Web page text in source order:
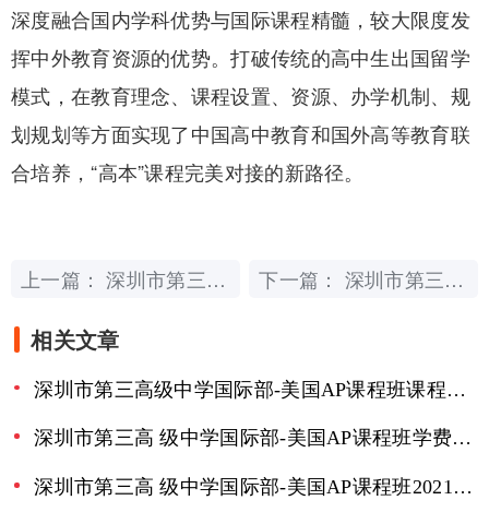
深度融合国内学科优势与国际课程精髓，较大限度发
挥中外教育资源的优势。打破传统的高中生出国留学
模式，在教育理念、课程设置、资源、办学机制、规
划规划等方面实现了中国高中教育和国外高等教育联
合培养，“高本”课程完美对接的新路径。
上一篇：深圳市第三高级中学国际部-美国AP课程班有哪些特色？ 下一篇： 深圳市第三高级中学国际部-美国AP课程班课程设置如何？
相关文章
深圳市第三高级中学国际部-美国AP课程班课程设置如何？
深圳市第三高 级中学国际部-美国AP课程班学费一年多少？入学有哪些条件？
深圳市第三高 级中学国际部-美国AP课程班2021年招生简章